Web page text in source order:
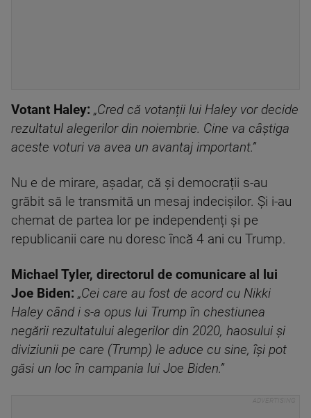
Votant Haley: „Cred că votanții lui Haley vor decide
rezultatul alegerilor din noiembrie. Cine va câștiga
aceste voturi va avea un avantaj important.”
Nu e de mirare, așadar, că și democrații s-au
grăbit să le transmită un mesaj indecișilor. Și i-au
chemat de partea lor pe independenți și pe
republicanii care nu doresc încă 4 ani cu Trump.
Michael Tyler, directorul de comunicare al lui
Joe Biden: „Cei care au fost de acord cu Nikki
Haley când i s-a opus lui Trump în chestiunea
negării rezultatului alegerilor din 2020, haosului și
diviziunii pe care (Trump) le aduce cu sine, își pot
găsi un loc în campania lui Joe Biden.”